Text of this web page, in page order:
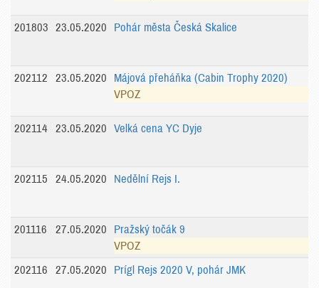
201803 23.05.2020 Pohár města Česká Skalice
202112 23.05.2020
Májová přeháňka (Cabin Trophy 2020)
VPOZ
202114 23.05.2020 Velká cena YC Dyje
202115 24.05.2020 Nedělní Rejs I.
201116 27.05.2020
Pražský točák 9
VPOZ
202116
27.05.2020 Prígl Rejs 2020 V, pohár JMK